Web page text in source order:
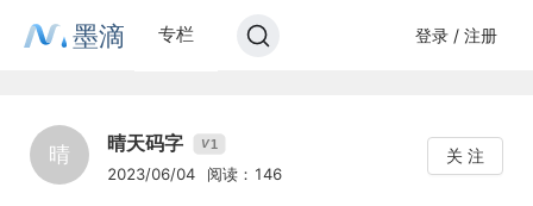
墨滴 专栏 登录 / 注册
晴 晴天码字 V1
2023/06/04 阅读：146
关 注